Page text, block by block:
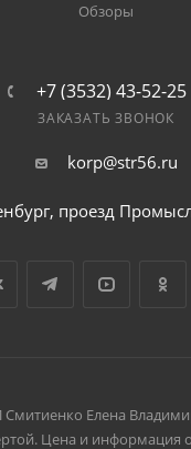
Обзоры
+7 (3532) 43-52-25
ЗАКАЗАТЬ ЗВОНОК
korp@str56.ru
проезд
Елена
Цена и информация